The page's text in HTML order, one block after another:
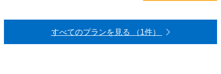
すべてのプランを見る （1件）